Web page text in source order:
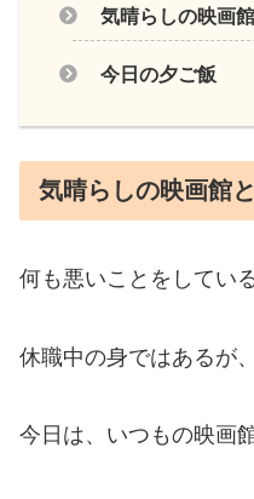
気晴らしの映画
今日の夕ご飯
気晴らしの映画館
何も悪いことをしてい
休職中の身ではあるが
今日は、いつもの映画